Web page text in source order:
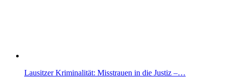
Lausitzer Kriminalität: Misstrauen in die Justiz –…